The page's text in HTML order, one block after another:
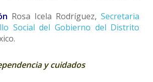
Rosa Icela Rodríguez,Secretaria
Social del Gobierno del Distrito
y cuidados